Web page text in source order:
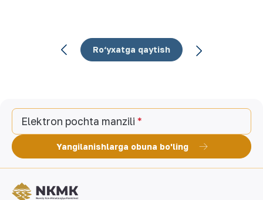
Ro‘yxatga qaytish
Elektron pochta manzili
Yangilanishlarga obuna bo'ling